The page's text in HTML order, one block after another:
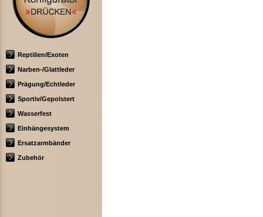
Reptilien/Exoten
Narben-/Glattleder
Prägung/Echtleder
Sportiv/Gepolstert
Wasserfest
Einhängesystem
Ersatzarmbänder
Zubehör